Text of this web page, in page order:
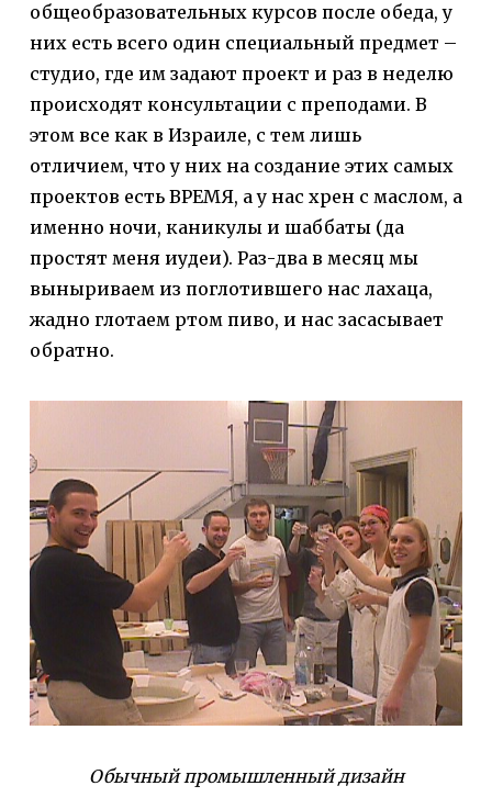
общеобразовательных курсов после обеда, у
них есть всего один специальный предмет –
студио, где им задают проект и раз в неделю
происходят консультации с преподами. В
этом все как в Израиле, с тем лишь
отличием, что у них на создание этих самых
проектов есть ВРЕМЯ, а у нас хрен с маслом, а
именно ночи, каникулы и шаббаты (да
простят меня иудеи). Раз-два в месяц мы
выныриваем из поглотившего нас лахаца,
жадно глотаем ртом пиво, и нас засасывает
обратно.
Обычный промышленный дизайн